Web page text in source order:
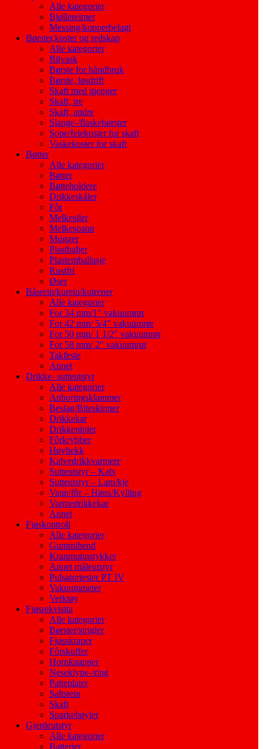
Alle kategorier
Bjøllereimer
Messing/kopperbelagt
Børster,koster og redskap
Alle kategorier
Bilvask
Børste for håndbruk
Børste, løsdrift
Skaft med gjenger
Skaft, tre
Skaft, andre
Slange-/flaskebørster
Sope/feiekoster for skaft
Vaskekoster for skaft
Bøtter
Alle kategorier
Bøtter
Bøtteholdere
Drikkeskåler
Fôr
Melkesiler
Melkespann
Mugger
Plastbaljer
Plastemballasje
Rustfri
Øser
Båsrein/kurein/kutrener
Alle kategorier
For 34 mm/1″ vakuumrør
For 42 mm/ 5/4″ vakuumrør
For 50 mm/ 1 1/2″ vakuumrør
For 58 mm/ 2″ vakuumrør
Takfeste
Annet
Drikke- sutteutstyr
Alle kategorier
Anboringsklammer
Beslag/Biteskinner
Drikkekar
Drikkenipler
Fôrkrybber
Høyhekk
Kalvedrikkvarmere
Sutteutstyr – Kalv
Sutteutstyr – Lam/kje
Vann/fôr – Høns/Kylling
Varmedrikkekar
Annet
Fjøskontroll
Alle kategorier
Gummibend
Kranmunnstykker
Annet måleutstyr
Pulsatortester PT IV
Vakuummeter
Verktøy
Fjøsrekvisita
Alle kategorier
Børster/strigler
Fjøsskraper
Fôrskuffer
Hornknapper
Neseklype-/ring
Patteplater
Saltstein
Skaft
Sparkebøyler
Gjerdeutstyr
Alle kategorier
Batterier